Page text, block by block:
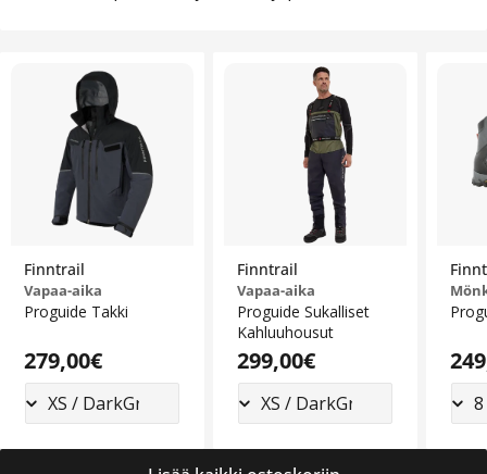
Finntrail
Vapaa-aika
Proguide Takki
Normaalihinta
279,00€ Alennushinta
Normaalihinta
Finntrail
Vapaa-aika
Proguide Sukalliset
Kahluuhousut
Normaalihinta
299,00€ Alennushinta
Normaalihinta